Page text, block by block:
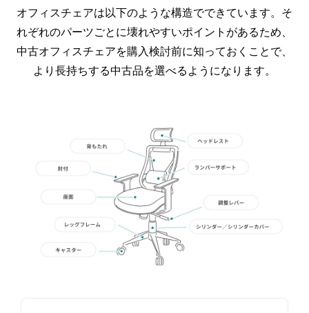
オフィスチェアは以下のような構造でできています。そ
れぞれのパーツごとに壊れやすいポイントがあるため、
中古オフィスチェアを購入検討前に知っておくことで、
より⾧持ちする中古品を選べるようになります。